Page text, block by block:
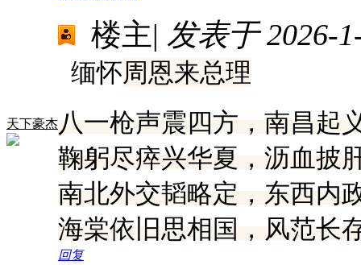
天下豪杰
楼主| 发表于 2026-
缅怀周恩来总理
八一枪声震四方，南昌起
鞠躬尽瘁兴华夏，沥血披
南北外交韬略定，东西内
海棠依旧思相国，风范长
回复